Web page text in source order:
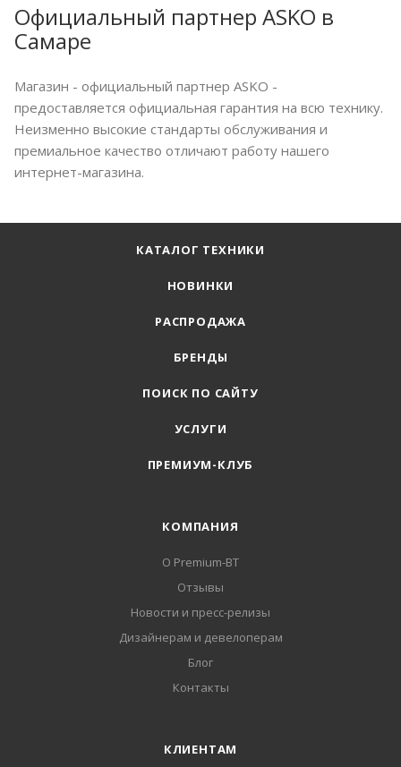
Официальный партнер ASKO в
Самаре
Магазин - официальный партнер ASKO -
предоставляется официальная гарантия на всю технику.
Неизменно высокие стандарты обслуживания и
премиальное качество отличают работу нашего
интернет-магазина.
КАТАЛОГ ТЕХНИКИ
НОВИНКИ
РАСПРОДАЖА
БРЕНДЫ
ПОИСК ПО САЙТУ
УСЛУГИ
ПРЕМИУМ-КЛУБ
КОМПАНИЯ
О Premium-BT
Отзывы
Новости и пресс-релизы
Дизайнерам и девелоперам
Блог
Контакты
КЛИЕНТАМ